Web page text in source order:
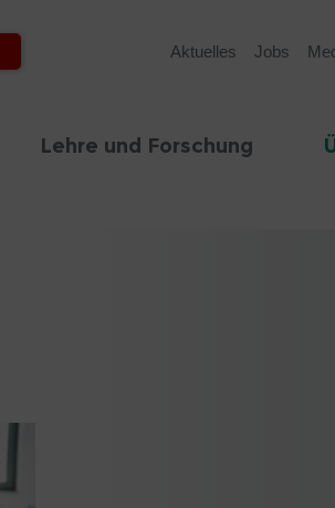
Aktuelles Jobs
Lehre und Forschung